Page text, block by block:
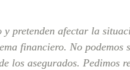
y pretenden afectar la
financiero. No podemos
los asegurados. Pedimos